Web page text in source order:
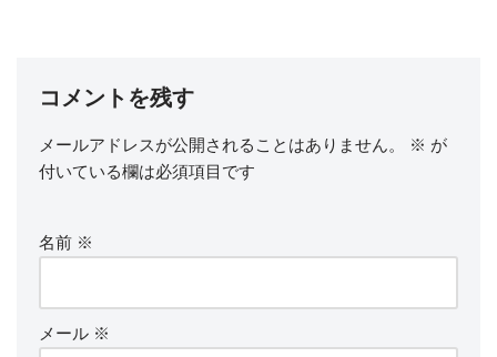
コメントを残す
メールアドレスが公開されることはありません。 ※ が
付いている欄は必須項目です
名前 ※
メール ※